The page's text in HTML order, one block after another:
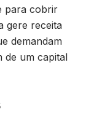
para cobrir
gere receita
demandam
de um capital